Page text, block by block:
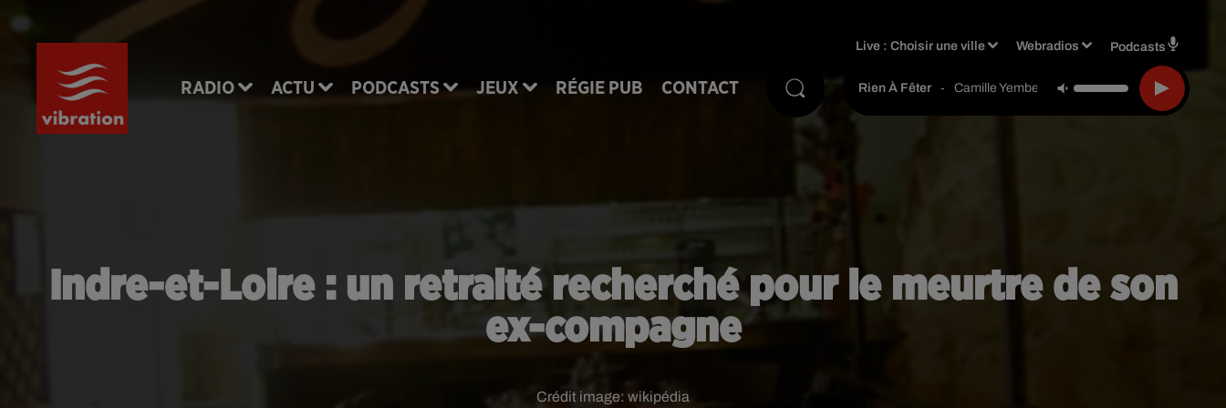
RADIO ACTU PODCASTS JEUX RÉGIE PUB CONTACT
Live :Choisir une ville Webradios Podcasts
Rien À Fêter - Camille Yembe
Indre-et-Loire : un retraité recherché pour le meurtre de son
ex-compagne
Crédit image: wikipédia